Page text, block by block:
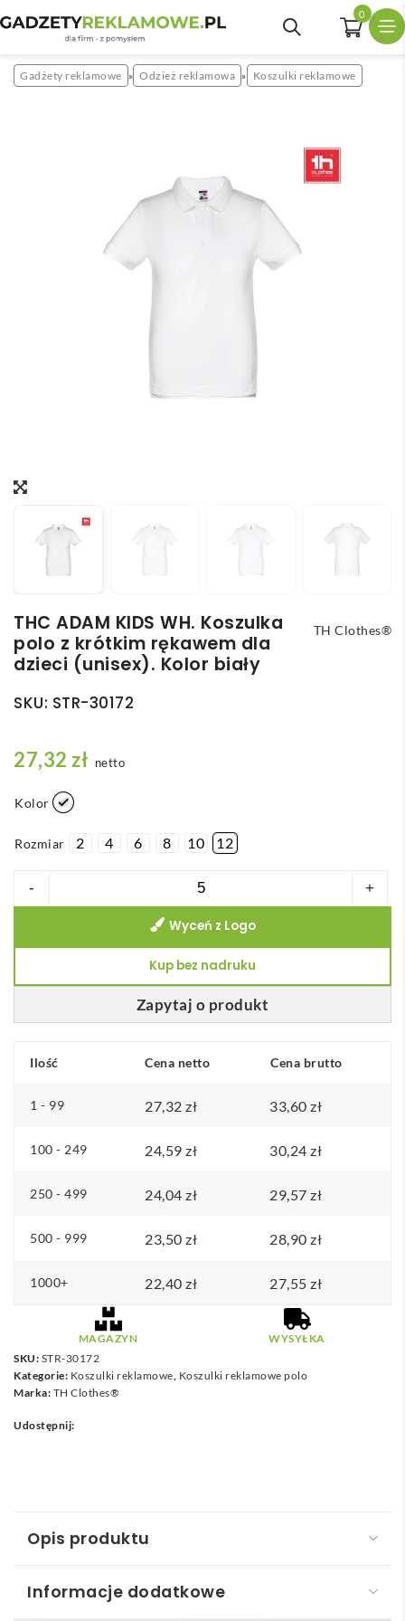
0
Gadżety reklamowe » Odzież reklamowa » Koszulki reklamowe
THC ADAM KIDS WH. Koszulka
polo z krótkim rękawem dla
dzieci (unisex). Kolor biały
TH Clothes®
SKU: STR-30172
27,32 zł netto
Kolor
Rozmiar 2 4 6 8 10 12
-
THC
polo
rękawem
dzieci
Kolor
+
Zapytaj o produkt
Wyceń z Logo
Kup bez nadruku
Ilość Cena netto Cena brutto
1 - 99 27,32 zł 33,60 zł
100 - 249 24,59 zł 30,24 zł
250 - 499 24,04 zł 29,57 zł
500 - 999 23,50 zł 28,90 zł
1000+ 22,40 zł 27,55 zł
MAGAZYN
WYSYŁKA
SKU: STR-30172
Kategorie: Koszulki reklamowe, Koszulki reklamowe polo
Marka: TH Clothes®
Udostępnij:
Opis produktu
Informacje dodatkowe